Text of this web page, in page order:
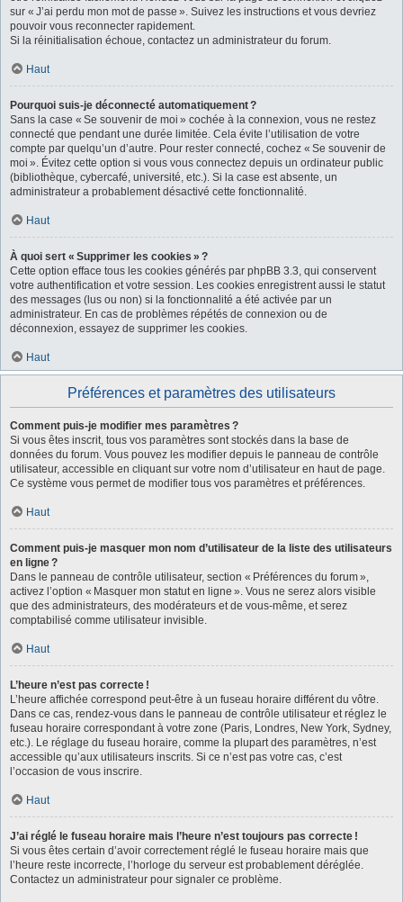
sur « J’ai perdu mon mot de passe ». Suivez les instructions et vous devriez
pouvoir vous reconnecter rapidement.
Si la réinitialisation échoue, contactez un administrateur du forum.
Haut
Pourquoi suis-je déconnecté automatiquement ?
Sans la case « Se souvenir de moi » cochée à la connexion, vous ne restez
connecté que pendant une durée limitée. Cela évite l’utilisation de votre
compte par quelqu’un d’autre. Pour rester connecté, cochez « Se souvenir de
moi ». Évitez cette option si vous vous connectez depuis un ordinateur public
(bibliothèque, cybercafé, université, etc.). Si la case est absente, un
administrateur a probablement désactivé cette fonctionnalité.
Haut
À quoi sert « Supprimer les cookies » ?
Cette option efface tous les cookies générés par phpBB 3.3, qui conservent
votre authentification et votre session. Les cookies enregistrent aussi le statut
des messages (lus ou non) si la fonctionnalité a été activée par un
administrateur. En cas de problèmes répétés de connexion ou de
déconnexion, essayez de supprimer les cookies.
Haut
Préférences et paramètres des utilisateurs
Comment puis-je modifier mes paramètres ?
Si vous êtes inscrit, tous vos paramètres sont stockés dans la base de
données du forum. Vous pouvez les modifier depuis le panneau de contrôle
utilisateur, accessible en cliquant sur votre nom d’utilisateur en haut de page.
Ce système vous permet de modifier tous vos paramètres et préférences.
Haut
Comment puis-je masquer mon nom d’utilisateur de la liste des utilisateurs
en ligne ?
Dans le panneau de contrôle utilisateur, section « Préférences du forum »,
activez l’option « Masquer mon statut en ligne ». Vous ne serez alors visible
que des administrateurs, des modérateurs et de vous-même, et serez
comptabilisé comme utilisateur invisible.
Haut
L’heure n’est pas correcte !
L’heure affichée correspond peut-être à un fuseau horaire différent du vôtre.
Dans ce cas, rendez-vous dans le panneau de contrôle utilisateur et réglez le
fuseau horaire correspondant à votre zone (Paris, Londres, New York, Sydney,
etc.). Le réglage du fuseau horaire, comme la plupart des paramètres, n’est
accessible qu’aux utilisateurs inscrits. Si ce n’est pas votre cas, c’est
l’occasion de vous inscrire.
Haut
J’ai réglé le fuseau horaire mais l’heure n’est toujours pas correcte !
Si vous êtes certain d’avoir correctement réglé le fuseau horaire mais que
l’heure reste incorrecte, l’horloge du serveur est probablement déréglée.
Contactez un administrateur pour signaler ce problème.